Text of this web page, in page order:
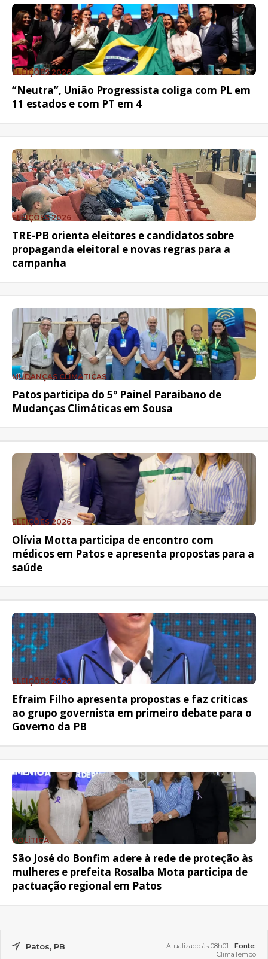
ELEIÇÕES 2026
“Neutra”, União Progressista coliga com PL em
11 estados e com PT em 4
ELEIÇÕES 2026
TRE-PB orienta eleitores e candidatos sobre
propaganda eleitoral e novas regras para a
campanha
MUDANÇAS CLIMÁTICAS
Patos participa do 5º Painel Paraibano de
Mudanças Climáticas em Sousa
ELEIÇÕES 2026
Olívia Motta participa de encontro com
médicos em Patos e apresenta propostas para a
saúde
ELEIÇÕES 2026
Efraim Filho apresenta propostas e faz críticas
ao grupo governista em primeiro debate para o
Governo da PB
POLÍTICA
São José do Bonfim adere à rede de proteção às
mulheres e prefeita Rosalba Mota participa de
pactuação regional em Patos
Patos, PB Atualizado às 08h01 - Fonte:
ClimaTempo